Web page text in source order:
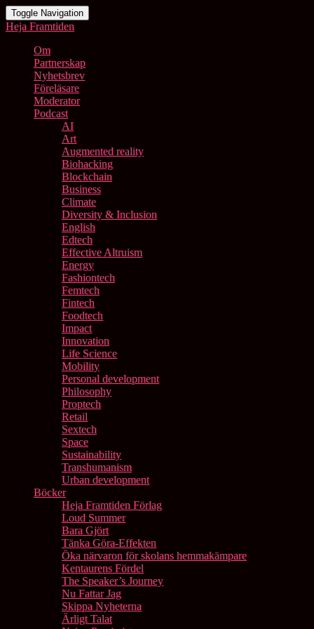
Toggle Navigation
Heja Framtiden
Om
Partnerskap
Nyhetsbrev
Föreläsare
Moderator
Podcast
AI
Art
Augmented reality
Biohacking
Blockchain
Business
Climate
Diversity & Inclusion
English
Edtech
Effective Altruism
Energy
Fashiontech
Femtech
Fintech
Foodtech
Impact
Innovation
Life Science
Mobility
Personal development
Philosophy
Proptech
Retail
Sextech
Space
Sustainability
Transhumanism
Urban development
Böcker
Heja Framtiden Förlag
Loud Summer
Bara Gjört
Tänka Göra-Effekten
Öka närvaron för skolans hemmakämpare
Kentaurens Fördel
The Speaker’s Journey
Nu Fattar Jag
Skippa Nyheterna
Ärligt Talat